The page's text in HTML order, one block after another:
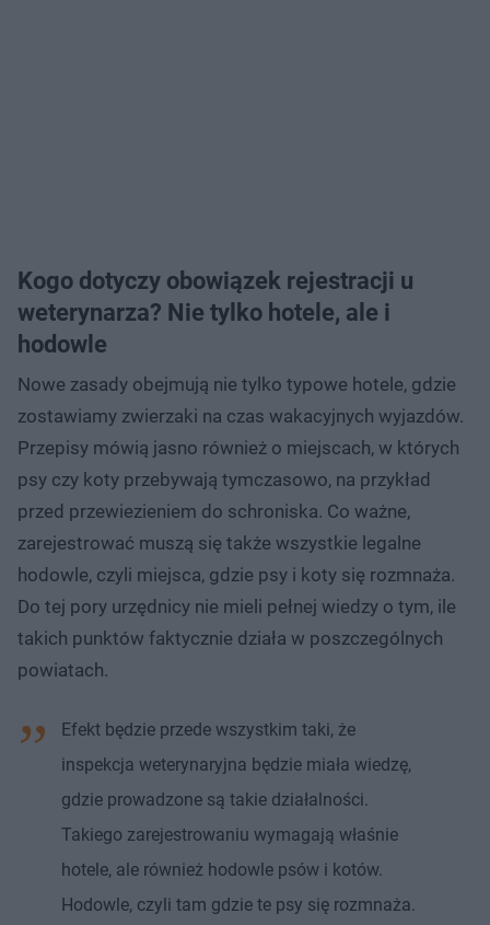
Kogo dotyczy obowiązek rejestracji u
weterynarza? Nie tylko hotele, ale i
hodowle
Nowe zasady obejmują nie tylko typowe hotele, gdzie
zostawiamy zwierzaki na czas wakacyjnych wyjazdów.
Przepisy mówią jasno również o miejscach, w których
psy czy koty przebywają tymczasowo, na przykład
przed przewiezieniem do schroniska. Co ważne,
zarejestrować muszą się także wszystkie legalne
hodowle, czyli miejsca, gdzie psy i koty się rozmnaża.
Do tej pory urzędnicy nie mieli pełnej wiedzy o tym, ile
takich punktów faktycznie działa w poszczególnych
powiatach.
Efekt będzie przede wszystkim taki, że
inspekcja weterynaryjna będzie miała wiedzę,
gdzie prowadzone są takie działalności.
Takiego zarejestrowaniu wymagają właśnie
hotele, ale również hodowle psów i kotów.
Hodowle, czyli tam gdzie te psy się rozmnaża.